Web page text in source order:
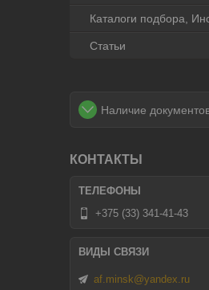
Каталоги подбора,
Статьи
Наличие
КОНТАКТЫ
+375 (33) 341-41-43
af.minsk@yandex.ru